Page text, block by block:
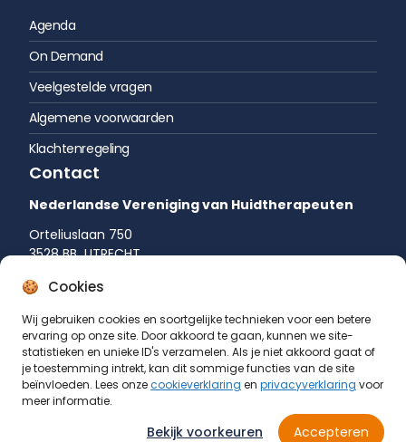
Cookies
Wij gebruiken cookies en soortgelijke technieken voor een betere
ervaring op onze site. Door akkoord te gaan, kunnen we site-
statistieken en unieke ID's verzamelen. Als je niet akkoord gaat of
je toestemming intrekt, kan dit sommige functies van de site
beïnvloeden. Lees onzecookieverklaring en privacyverklaring voor
meer informatie.
Accepteren
Bekijk voorkeuren
Agenda
On Demand
Veelgestelde vragen
Algemene voorwaarden
Klachtenregeling
Contact
Nederlandse Vereniging van Huidtherapeuten
Orteliuslaan 750
3528 BB UTRECHT
035 542 75 52
© Nederlandse Vereniging van Huidtherapeuten 2026